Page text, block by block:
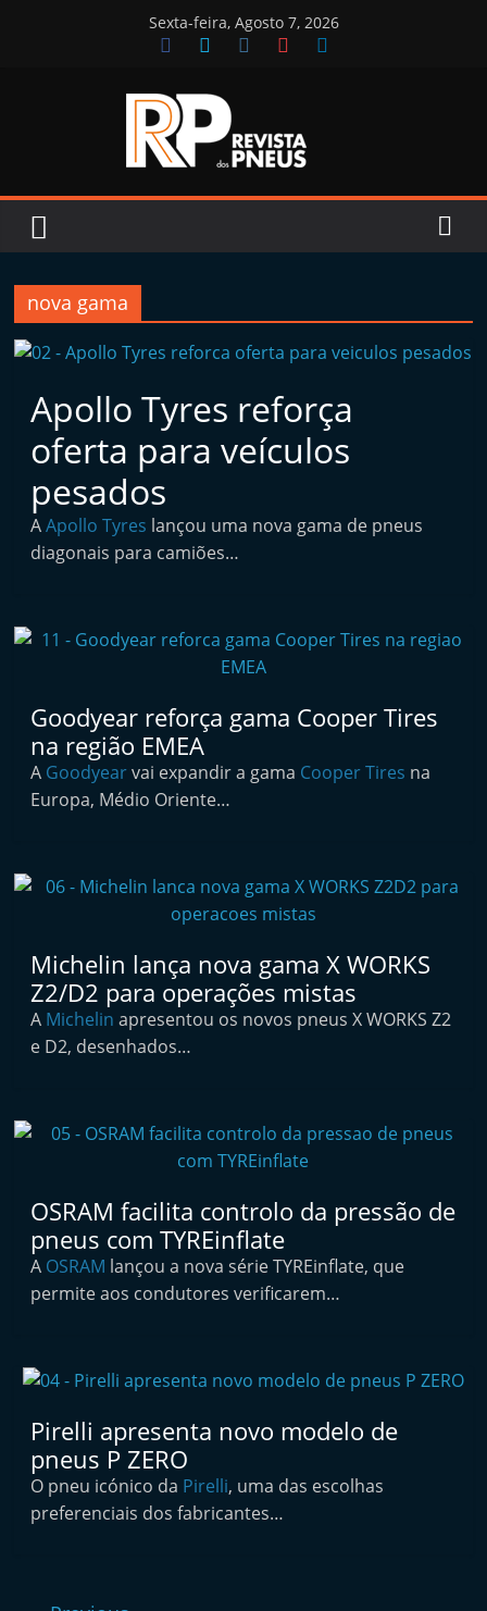
Sexta-feira, Agosto 7, 2026
Revista
Pneus
R
v
s
t
a
i
e
e
n
d
e
e
e
p
n
e
e
e
r
v
i
s
á
p
i
nova gama
Apollo Tyres reforça
oferta para veículos
pesados
AApollo Tyres lançou uma nova gama de pneus
diagonais para camiões…
Goodyear reforça gama Cooper Tires
na região EMEA
A Goodyearvai expandir a gama Cooper Tires na
Europa, Médio Oriente…
Michelin lança nova gama X WORKS
Z2/D2 para operações mistas
A Michelin apresentou os novos pneus X WORKS Z2
e D2, desenhados…
OSRAM facilita controlo da pressão de
pneus com TYREinflate
A OSRAM lançou a nova série TYREinflate, que
permite aos condutores verificarem…
Pirelli apresenta novo modelo de
pneus P ZERO
O pneu icónico da Pirelli, uma das escolhas
preferenciais dos fabricantes…